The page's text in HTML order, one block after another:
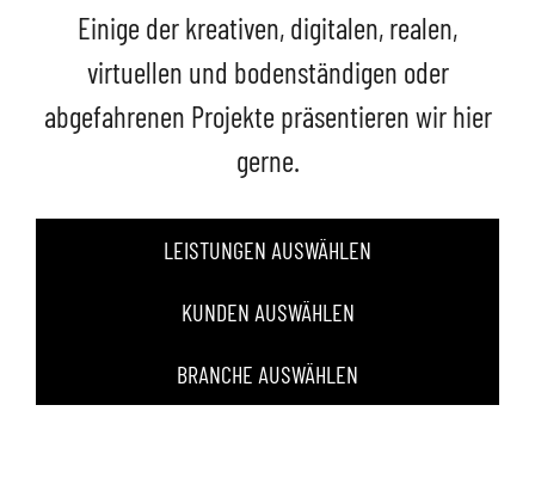
Einige der kreativen, digitalen, realen,
virtuellen und bodenständigen oder
abgefahrenen Projekte präsentieren wir hier
gerne.
LEISTUNGEN AUSWÄHLEN
KUNDEN AUSWÄHLEN
BRANCHE AUSWÄHLEN